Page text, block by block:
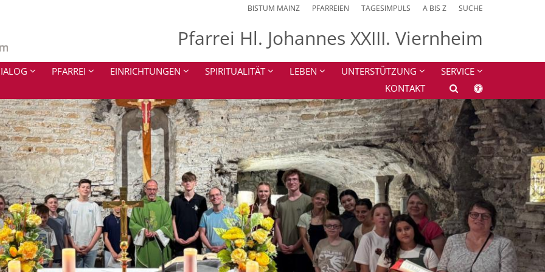
BISTUM MAINZ PFARREIEN TAGESIMPULS A BIS Z SUCHE
Pfarrei Hl. Johannes XXIII. Viernheim
PFARREI EINRICHTUNGEN SPIRITUALITÄT LEBEN UNTERSTÜTZUNG
SERVICE
KONTAKT